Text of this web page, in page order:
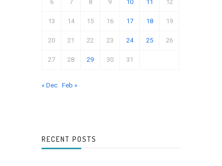
6 7 8 9 10 11 12
13 14 15 16 17 18 19
20 21 22 23 24 25 26
27 28 29 30 31
« Dec Feb »
RECENT POSTS